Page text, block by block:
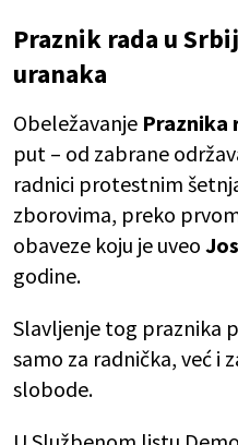
Praznik rada u
uranaka
Obeležavanje Praznika
put – od zabrane
radnici protestnim
zborovima, preko
obaveze koju je uveo
godine.
Slavljenje tog praznika
samo za radnička, već i
slobode.